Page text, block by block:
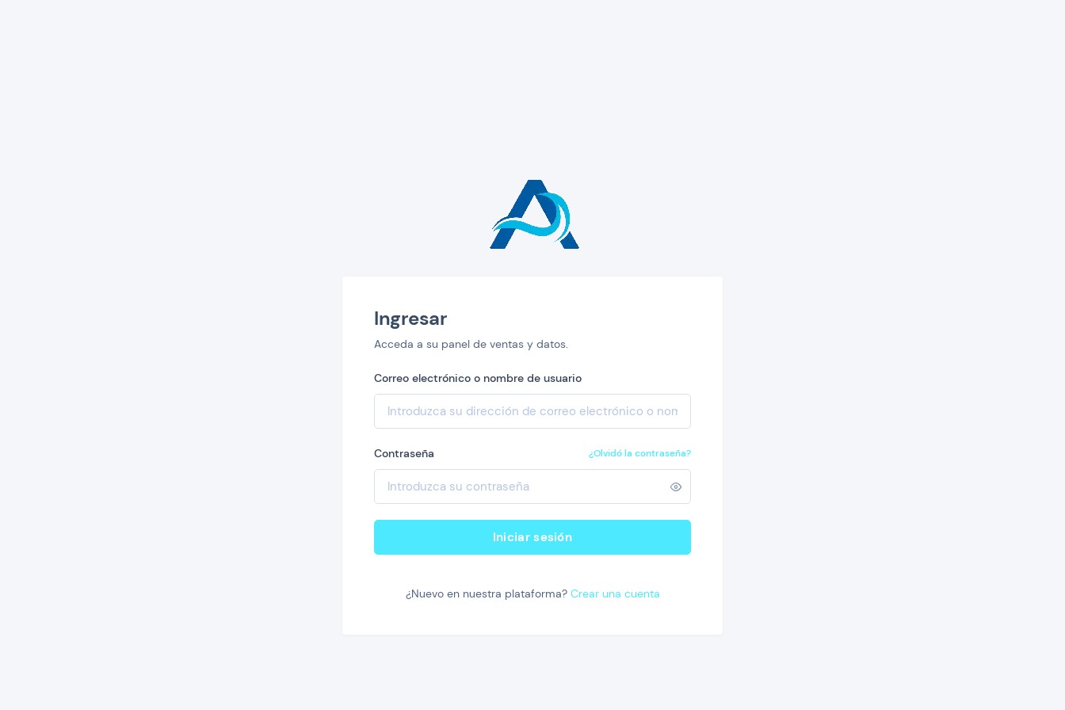
Ingresar
Acceda a su panel de ventas y datos.
Correo electrónico o nombre de usuario
Contraseña ¿Olvidó la contraseña?
Iniciar sesión
¿Nuevo en nuestra plataforma? Crear una cuenta